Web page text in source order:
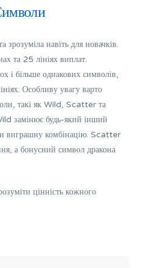
зрозуміла навіть для новачків.
та 25 лініях виплат.
і більше однакових символів,
Особливу увагу варто
такі як Wild, Scatter та
замінює будь-який інший
виграшну комбінацію. Scatter
а бонусний символ дракона
цінність кожного